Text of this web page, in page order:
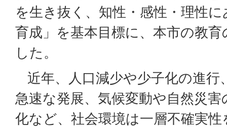
を生き抜く、知性・感性・理性
育成」を基本目標に、本市の教
した。
近年、人口減少や少子化の進行
急速な発展、気候変動や自然災
化など、社会環境は一層不確実